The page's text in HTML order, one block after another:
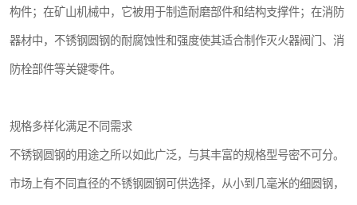
构件；在矿山机械中，它被用于制造耐磨部件和结构支撑件；在消防
器材中，不锈钢圆钢的耐腐蚀性和强度使其适合制作灭火器阀门、消
防栓部件等关键零件。
规格多样化满足不同需求
不锈钢圆钢的用途之所以如此广泛，与其丰富的规格型号密不可分。
市场上有不同直径的不锈钢圆钢可供选择，从小到几毫米的细圆钢，